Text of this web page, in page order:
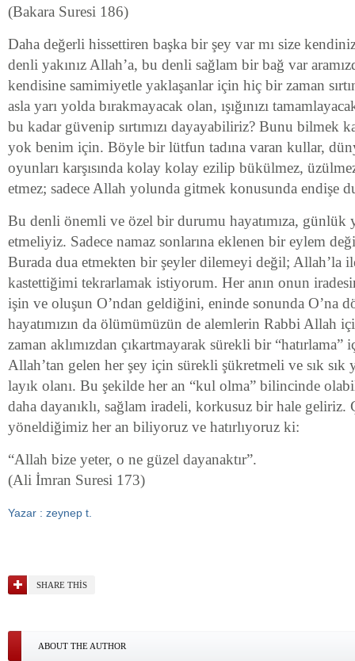
(Bakara Suresi 186)
Daha değerli hissettiren başka bir şey var mı size
denli yakınız Allah’a, bu denli sağlam bir bağ var
kendisine samimiyetle yaklaşanlar için hiç bir zaman
asla yarı yolda bırakmayacak olan, ışığınızı
bu kadar güvenip sırtımızı dayayabiliriz? Bunu bilmek
yok benim için. Böyle bir lütfun tadına varan kullar,
oyunları karşısında kolay kolay ezilip bükülmez,
etmez; sadece Allah yolunda gitmek konusunda endişe
Bu denli önemli ve özel bir durumu hayatımıza, günlük
etmeliyiz. Sadece namaz sonlarına eklenen bir eylem
Burada dua etmekten bir şeyler dilemeyi değil; Allah’la
kastettiğimi tekrarlamak istiyorum. Her anın onun
işin ve oluşun O’ndan geldiğini, eninde sonunda O’na
hayatımızın da ölümümüzün de alemlerin Rabbi Allah
zaman aklımızdan çıkartmayarak sürekli bir “hatırlama”
Allah’tan gelen her şey için sürekli şükretmeli ve sık
layık olanı. Bu şekilde her an “kul olma” bilincinde
daha dayanıklı, sağlam iradeli, korkusuz bir hale geliriz.
yöneldiğimiz her an biliyoruz ve hatırlıyoruz ki:
“Allah bize yeter, o ne güzel dayanaktır”.
(Ali İmran Suresi 173)
Yazar : zeynep t.
SHARE THIS
ABOUT THE AUTHOR